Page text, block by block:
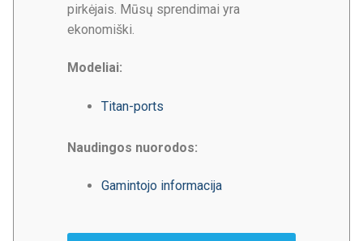
pirkėjais. Mūsų sprendimai yra
ekonomiški.
Modeliai:
Titan-ports
Naudingos nuorodos:
Gamintojo informacija